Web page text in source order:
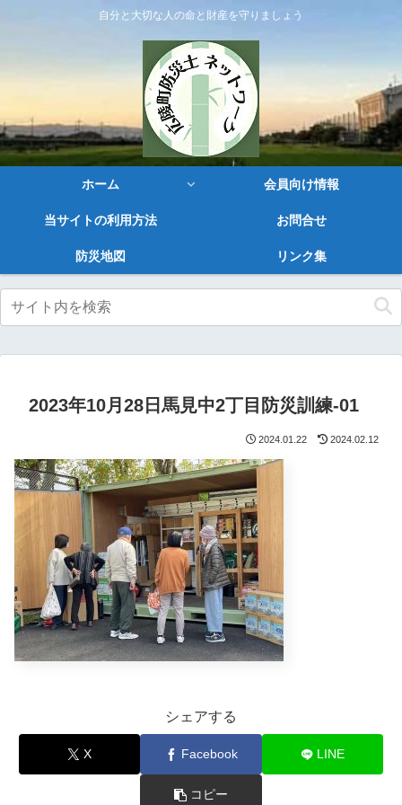
自分と大切な人の命と財産を守りましょう
ホーム 会員向け情報
当サイトの利用方法 お問合せ
防災地図 リンク集
2023年10月28日馬見中2丁目防災訓練-01
2024.01.22 2024.02.12
シェアする
X Facebook LINE
コピー